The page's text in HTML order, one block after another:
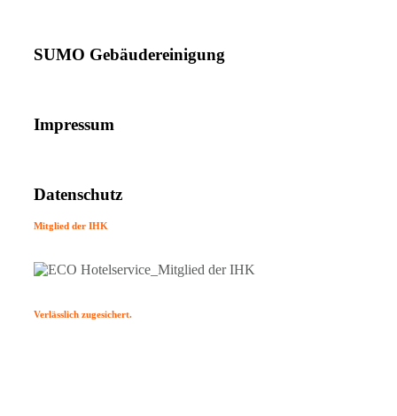
SUMO Gebäudereinigung
Impressum
Datenschutz
Mitglied der IHK
Verlässlich zugesichert.